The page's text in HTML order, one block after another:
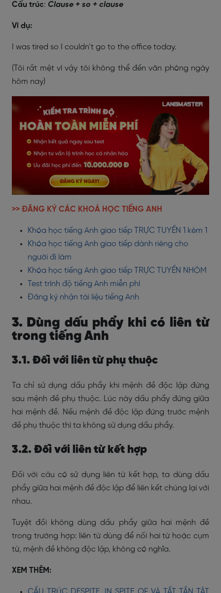
Cấu trúc: Clause + so + clause
Ví dụ:
I was tired so I couldn’t go to the office today.
(Tôi rất mệt vì vậy tôi không thể đến văn phòng ngày
hôm nay)
>> ĐĂNG KÝ CÁC KHOÁ HỌC TIẾNG ANH
Khóa học tiếng Anh giao tiếp TRỰC TUYẾN 1 kèm 1
Khóa học tiếng Anh giao tiếp dành riêng cho
người đi làm
Khóa học tiếng Anh giao tiếp TRỰC TUYẾN NHÓM
Test trình độ tiếng Anh miễn phí
Đăng ký nhận tài liệu tiếng Anh
3. Dùng dấu phẩy khi có liên từ
trong tiếng Anh
3.1. Đối với liên từ phụ thuộc
Ta chỉ sử dụng dấu phẩy khi mệnh đề độc lập đứng
sau mệnh đề phụ thuộc. Lúc này dấu phẩy đứng giữa
hai mệnh đề. Nếu mệnh đề độc lập đứng trước mệnh
đề phụ thuộc thì ta không sử dụng dấu phẩy.
3.2. Đối với liên từ kết hợp
Đối với câu có sử dụng liên từ kết hợp, ta dùng dấu
phẩy giữa hai mệnh đề độc lập để liên kết chúng lại với
nhau.
Tuyệt đối không dùng dấu phẩy giữa hai mệnh đề
trong trường hợp: liên từ dùng để nối hai từ hoặc cụm
từ, mệnh đề không độc lập, không có nghĩa.
XEM THÊM: